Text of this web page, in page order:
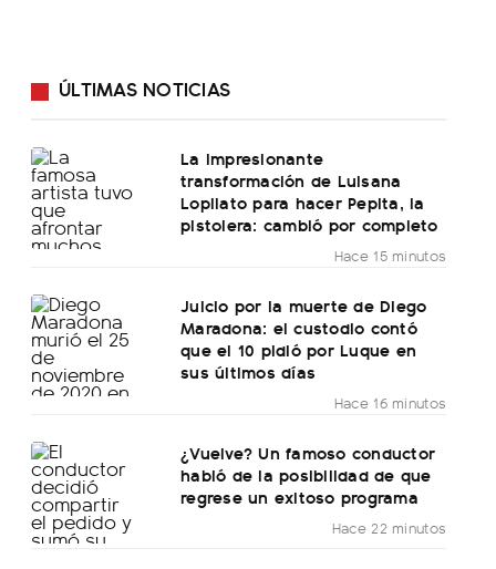
ÚLTIMAS NOTICIAS
La impresionante
transformación de Luisana
Lopilato para hacer Pepita, la
pistolera: cambió por completo
Hace 15 minutos
Juicio por la muerte de Diego
Maradona: el custodio contó
que el 10 pidió por Luque en
sus últimos días
Hace 16 minutos
¿Vuelve? Un famoso conductor
habló de la posibilidad de que
regrese un exitoso programa
Hace 22 minutos